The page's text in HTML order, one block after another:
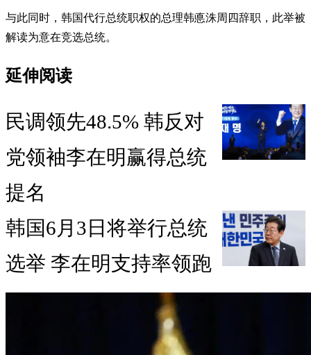
与此同时，韩国代行总统职权的总理韩悳洙周四辞职，此举被
解读为意在竞选总统。
延伸阅读
民调领先48.5% 韩反对
党领袖李在明赢得总统
提名
韩国6月3日将举行总统
选举 李在明支持率领跑